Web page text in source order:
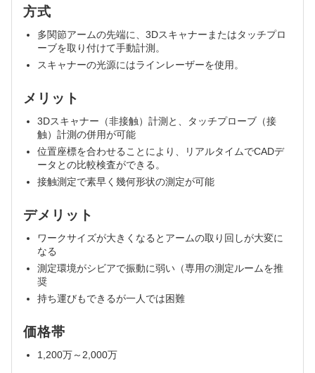
方式
多関節アームの先端に、3Dスキャナーまたはタッチプロ
ーブを取り付けて手動計測。
スキャナーの光源にはラインレーザーを使用。
メリット
3Dスキャナー（非接触）計測と、タッチプローブ（接
触）計測の併用が可能
位置座標を合わせることにより、リアルタイムでCADデ
ータとの比較検査ができる。
接触測定で素早く幾何形状の測定が可能
デメリット
ワークサイズが大きくなるとアームの取り回しが大変に
なる
測定環境がシビアで振動に弱い（専用の測定ルームを推
奨
持ち運びもできるが一人では困難
価格帯
1,200万～2,000万